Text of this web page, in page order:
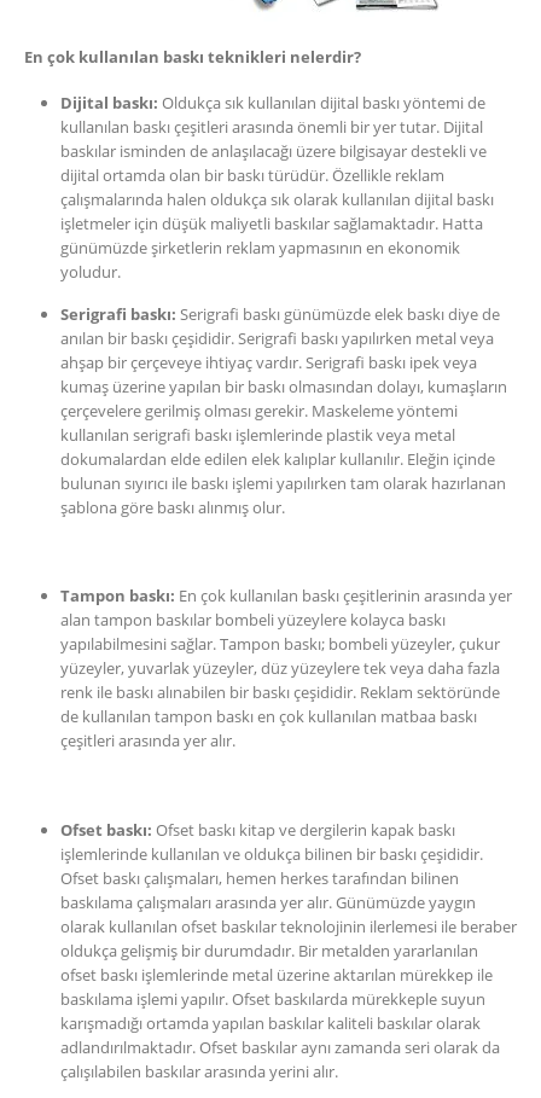
En çok kullanılan baskı teknikleri nelerdir?
Dijital baskı: Oldukça sık kullanılan dijital baskı yöntemi de
kullanılan baskı çeşitleri arasında önemli bir yer tutar. Dijital
baskılar isminden de anlaşılacağı üzere bilgisayar destekli ve
dijital ortamda olan bir baskı türüdür. Özellikle reklam
çalışmalarında halen oldukça sık olarak kullanılan dijital baskı
işletmeler için düşük maliyetli baskılar sağlamaktadır. Hatta
günümüzde şirketlerin reklam yapmasının en ekonomik
yoludur.
Serigrafi baskı: Serigrafi baskı günümüzde elek baskı diye de
anılan bir baskı çeşididir. Serigrafi baskı yapılırken metal veya
ahşap bir çerçeveye ihtiyaç vardır. Serigrafi baskı ipek veya
kumaş üzerine yapılan bir baskı olmasından dolayı, kumaşların
çerçevelere gerilmiş olması gerekir. Maskeleme yöntemi
kullanılan serigrafi baskı işlemlerinde plastik veya metal
dokumalardan elde edilen elek kalıplar kullanılır. Eleğin içinde
bulunan sıyırıcı ile baskı işlemi yapılırken tam olarak hazırlanan
şablona göre baskı alınmış olur.
Tampon baskı: En çok kullanılan baskı çeşitlerinin arasında yer
alan tampon baskılar bombeli yüzeylere kolayca baskı
yapılabilmesini sağlar. Tampon baskı; bombeli yüzeyler, çukur
yüzeyler, yuvarlak yüzeyler, düz yüzeylere tek veya daha fazla
renk ile baskı alınabilen bir baskı çeşididir. Reklam sektöründe
de kullanılan tampon baskı en çok kullanılan matbaa baskı
çeşitleri arasında yer alır.
Ofset baskı: Ofset baskı kitap ve dergilerin kapak baskı
işlemlerinde kullanılan ve oldukça bilinen bir baskı çeşididir.
Ofset baskı çalışmaları, hemen herkes tarafından bilinen
baskılama çalışmaları arasında yer alır. Günümüzde yaygın
olarak kullanılan ofset baskılar teknolojinin ilerlemesi ile beraber
oldukça gelişmiş bir durumdadır. Bir metalden yararlanılan
ofset baskı işlemlerinde metal üzerine aktarılan mürekkep ile
baskılama işlemi yapılır. Ofset baskılarda mürekkeple suyun
karışmadığı ortamda yapılan baskılar kaliteli baskılar olarak
adlandırılmaktadır. Ofset baskılar aynı zamanda seri olarak da
çalışılabilen baskılar arasında yerini alır.